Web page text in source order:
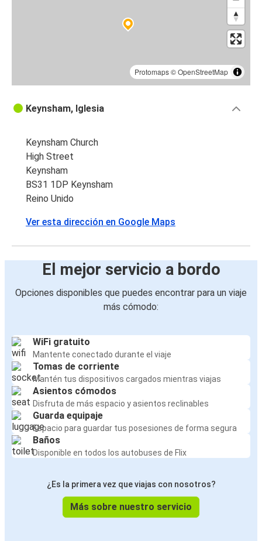
Protomaps©OpenStreetMap
Keynsham, Iglesia
Keynsham Church
High Street
Keynsham
BS31 1DP Keynsham
Reino Unido
Ver esta dirección en Google Maps
El mejor servicio a bordo
Opciones disponibles que puedes encontrar para un viaje
más cómodo:
WiFi gratuito
Mantente conectado durante el viaje
Tomas de corriente
Mantén tus dispositivos cargados mientras viajas
Asientos cómodos
Disfruta de más espacio y asientos reclinables
Guarda equipaje
Espacio para guardar tus posesiones de forma segura
Baños
Disponible en todos los autobuses de Flix
¿Es la primera vez que viajas con nosotros?
Más sobre nuestro servicio